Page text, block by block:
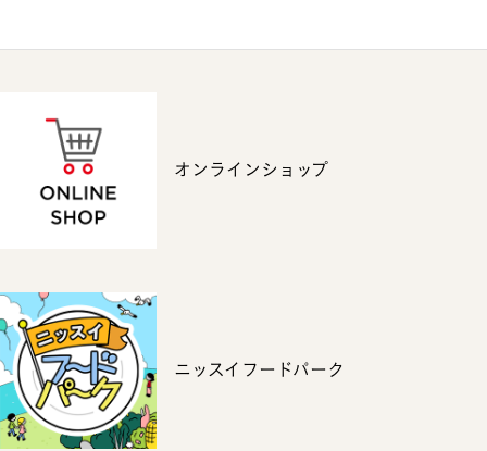
オンラインショップ
ニッスイフードパーク